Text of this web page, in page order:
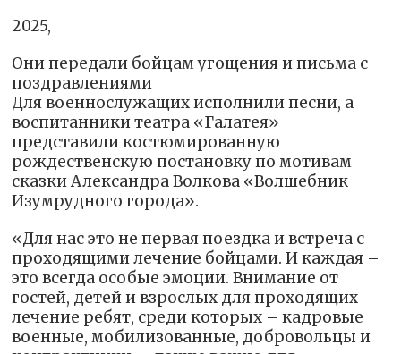
2025,
Они передали бойцам угощения и письма с
поздравлениями
Для военнослужащих исполнили песни, а
воспитанники театра «Галатея»
представили костюмированную
рождественскую постановку по мотивам
сказки Александра Волкова «Волшебник
Изумрудного города».
«Для нас это не первая поездка и встреча с
проходящими лечение бойцами. И каждая –
это всегда особые эмоции. Внимание от
гостей, детей и взрослых для проходящих
лечение ребят, среди которых – кадровые
военные, мобилизованные, добровольцы и